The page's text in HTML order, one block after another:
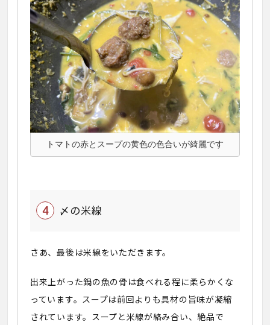
トマトの赤とスープの黄色の色合いが綺麗です
〆の米線
さあ、最後は米線をいただきます。
出来上がった鍋の魚の骨は食べれる程に柔らかくな
っています。スープは前回よりも具材の旨味が凝縮
されています。スープと米線が絡み合い、絶品で